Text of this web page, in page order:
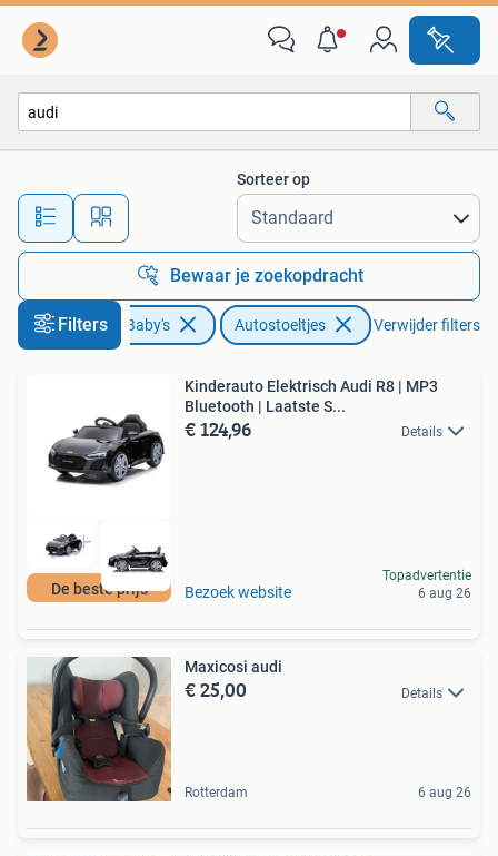
Alle afstanden…
Sorteer op
Bewaar je zoekopdracht
Filters
Kinderen en Baby's Autostoeltjes Verwijder filters
De beste prijs
Kinderauto Elektrisch Audi R8 | MP3
Bluetooth | Laatste S...
€ 124,96 Details
Bezoek website
Topadvertentie
6 aug 26
Maxicosi audi
€ 25,00 Details
Rotterdam 6 aug 26